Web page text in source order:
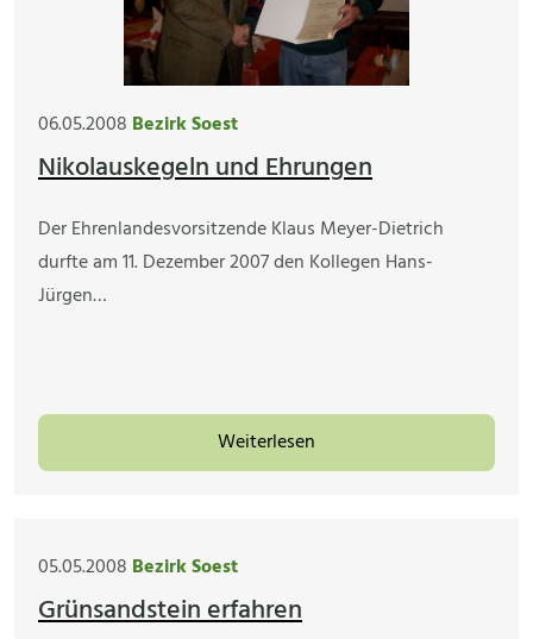
06.05.2008 Bezirk Soest
Nikolauskegeln und Ehrungen
Der Ehrenlandesvorsitzende Klaus Meyer-Dietrich
durfte am 11. Dezember 2007 den Kollegen Hans-
Jürgen…
Weiterlesen
05.05.2008 Bezirk Soest
Grünsandstein erfahren